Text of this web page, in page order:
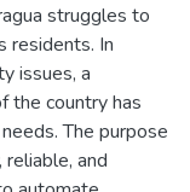
struggles to
residents. In
issues, a
the country has
The purpose
and